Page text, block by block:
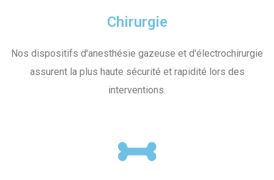
Chirurgie
Nos dispositifs d'anesthésie gazeuse et d'électrochirurgie
assurent la plus haute sécurité et rapidité lors des
interventions.